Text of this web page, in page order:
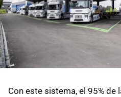
Con este sistema, el 95% de